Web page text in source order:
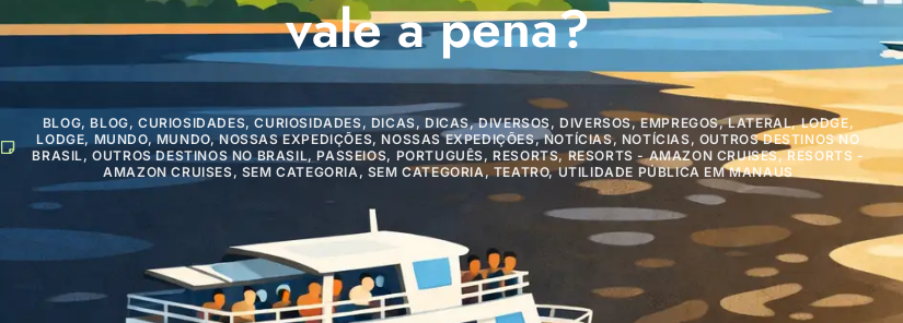
vale a pena?
BLOG,BLOG, CURIOSIDADES,CURIOSIDADES, DICAS, DICAS,DIVERSOS, DIVERSOS,EMPREGOS,LATERAL,LODGE,
LODGE, MUNDO, MUNDO,NOSSAS EXPEDIÇÕES,NOSSAS EXPEDIÇÕES,NOTÍCIAS, NOTÍCIAS, OUTROS DESTINOS NO
BRASIL ,OUTROS DESTINOS NO BRASIL,PASSEIOS, PORTUGUÊS,RESORTS,RESORTS - AMAZON CRUISES,RESORTS -
AMAZON CRUISES, SEM CATEGORIA , SEM CATEGORIA, TEATRO,UTILIDADE PÚBLICA EM MANAUS